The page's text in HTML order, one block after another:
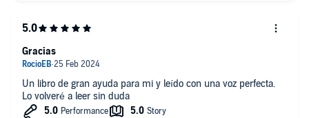
Un libro de gran ayuda para mi y leído con una voz perfecta.
Lo volveré a leer sin duda
Gracias